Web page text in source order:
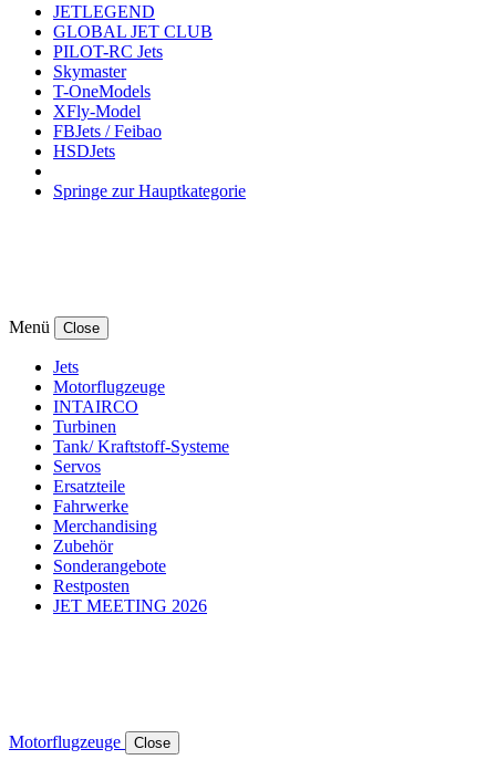
JETLEGEND
GLOBAL JET CLUB
PILOT-RC Jets
Skymaster
T-OneModels
XFly-Model
FBJets / Feibao
HSDJets
Springe zur Hauptkategorie
Menü Close
Jets
Motorflugzeuge
INTAIRCO
Turbinen
Tank/ Kraftstoff-Systeme
Servos
Ersatzteile
Fahrwerke
Merchandising
Zubehör
Sonderangebote
Restposten
JET MEETING 2026
Motorflugzeuge Close